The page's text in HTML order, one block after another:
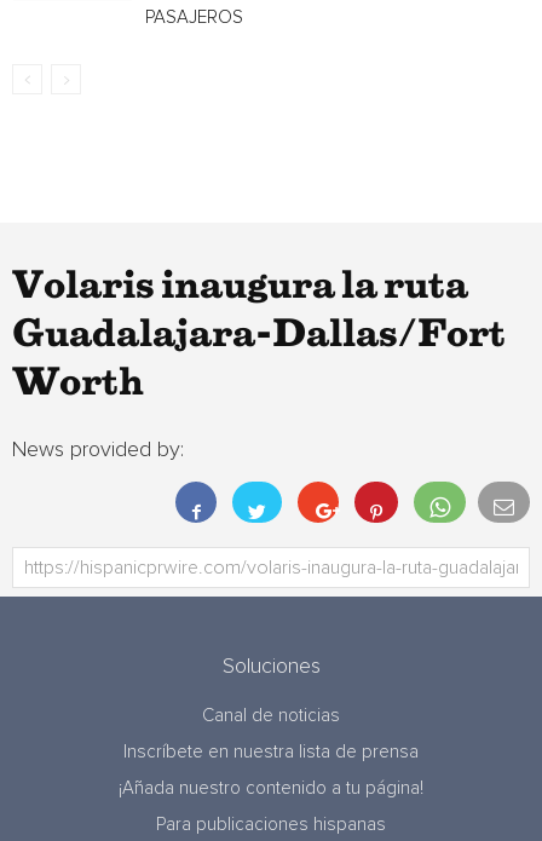
PASAJEROS
Volaris inaugura la ruta
Guadalajara-Dallas/Fort
Worth
News provided by:
Soluciones
Canal de noticias
Inscríbete en nuestra lista de prensa
¡Añada nuestro contenido a tu página!
Para publicaciones hispanas